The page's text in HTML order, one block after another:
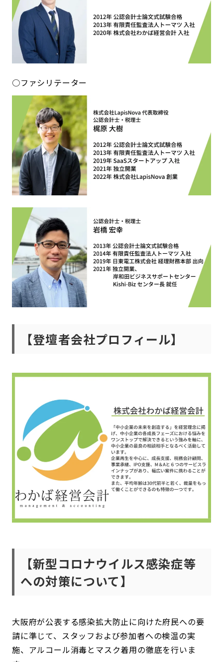
○ファシリテーター
【登壇者会社プロフィール】
【新型コロナウイルス感染症等
への対策について】
大阪府が公表する感染拡大防止に向けた府民への要
請に準じて、スタッフおよび参加者への検温の実
施、アルコール消毒とマスク着用の徹底を行いま